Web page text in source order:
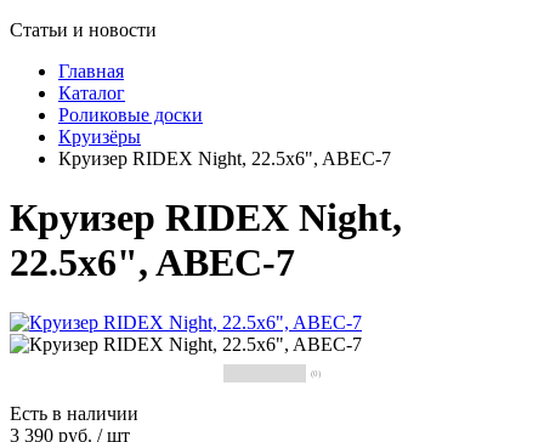
Статьи и новости
Главная
Каталог
Роликовые доски
Круизёры
Круизер RIDEX Night, 22.5x6", ABEC-7
Круизер RIDEX Night,
22.5x6", ABEC-7
(0)
Есть в наличии
3 390 руб. / шт